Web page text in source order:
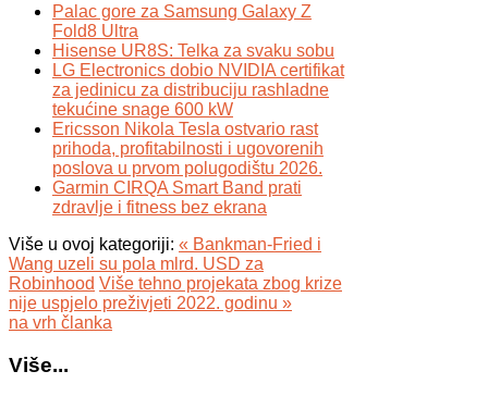
Palac gore za Samsung Galaxy Z
Fold8 Ultra
Hisense UR8S: Telka za svaku sobu
LG Electronics dobio NVIDIA certifikat
za jedinicu za distribuciju rashladne
tekućine snage 600 kW
Ericsson Nikola Tesla ostvario rast
prihoda, profitabilnosti i ugovorenih
poslova u prvom polugodištu 2026.
Garmin CIRQA Smart Band prati
zdravlje i fitness bez ekrana
Više u ovoj kategoriji: « Bankman-Fried i
Wang uzeli su pola mlrd. USD za
Robinhood Više tehno projekata zbog krize
nije uspjelo preživjeti 2022. godinu »
na vrh članka
Više...